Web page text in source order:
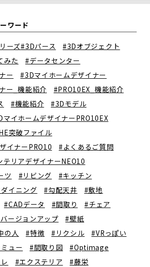
ワード
ーズ#3Dパース
#3Dオブジェクト
みた
#データセンター
ー
#3Dマイホームデザイナー
ー_機能紹介
#PRO10EX_機能紹介
#機能紹介
#3Dモデル
マイホームデザイナーPRO10EX
突破ファイル
イナーPRO10
#よくあるご質問
テリアデザイナーNEO10
ツ
#リビング
#キッチン
イニング #勾配天井
#敷地
#CADデータ #間取り
#チェア
ージョンアップ
#壁紙
の人
#特徴 #リクシル
#VRっぽい
ュー #間取り図
#Optimage
#エクステリア
#藤栄